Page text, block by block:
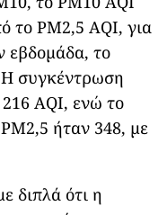
το PM2,5 AQI, για
εβδομάδα, το
συγκέντρωση
AQI, ενώ το
ήταν 348, με
διπλά ότι η